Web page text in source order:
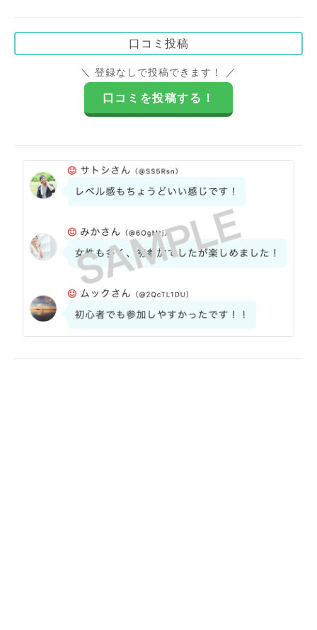
口コミ投稿
＼ 登録なしで投稿できます！ ／
口コミを投稿する！